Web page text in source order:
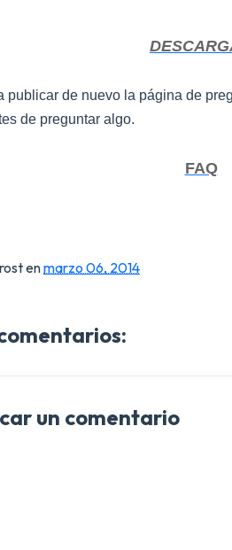
publicar de nuevo la página de
de preguntar algo.
FAQ
enmarzo 06, 2014
un comentario